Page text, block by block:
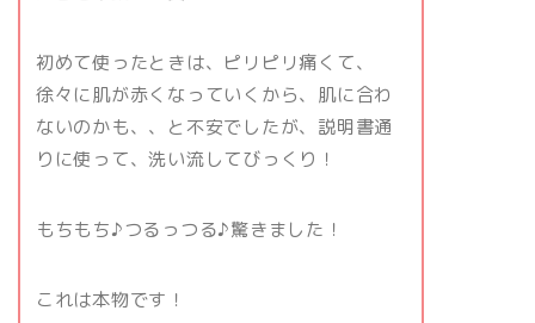
初めて使ったときは、ピリピリ痛くて、
徐々に肌が赤くなっていくから、肌に合わ
ないのかも、、と不安でしたが、説明書通
りに使って、洗い流してびっくり！
もちもち♪つるっつる♪驚きました！
これは本物です！